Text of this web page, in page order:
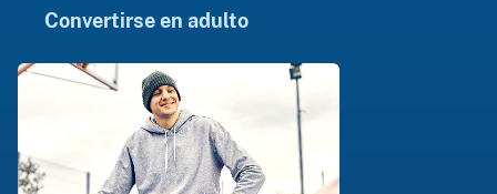
Convertirse en adulto